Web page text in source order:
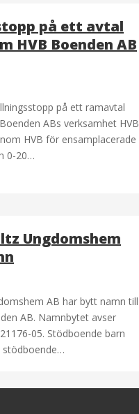
på ett avtal
HVB Boenden AB
på ett ramavtal
ABs verksamhet HVB
HVB för ensamplacerade
0-20…
Ungdomshem
AB har bytt namn till
AB. Namnbytet avser
05. Stödboende barn
stödboende…